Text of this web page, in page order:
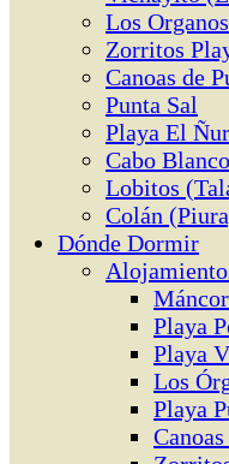
Los
Zorritos
Canoas de
Punta Sal
Playa El
Cabo Blanco
Lobitos
Colán
Dónde Dormir
Playa
Playa
Los
Playa